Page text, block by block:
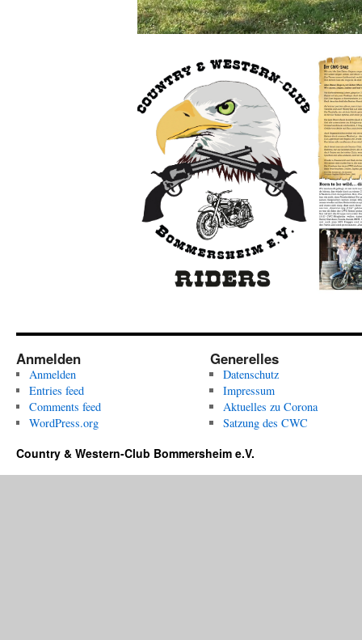
Anmelden
Anmelden
Entries feed
Comments feed
WordPress.org
Generelles
Datenschutz
Impressum
Aktuelles zu Corona
Satzung des CWC
Country & Western-Club Bommersheim e.V.